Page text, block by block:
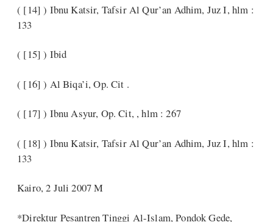
( [14] ) Ibnu Katsir, Tafsir Al Qur’an Adhim, Juz I, hlm :
133
( [15] ) Ibid
( [16] ) Al Biqa’i, Op. Cit .
( [17] ) Ibnu Asyur, Op. Cit, , hlm : 267
( [18] ) Ibnu Katsir, Tafsir Al Qur’an Adhim, Juz I, hlm :
133
Kairo, 2 Juli 2007 M
*Direktur Pesantren Tinggi Al-Islam, Pondok Gede,